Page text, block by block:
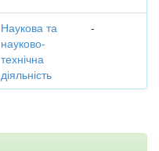
Наукова та
науково-
технічна
діяльність
-